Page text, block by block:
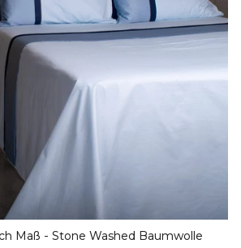
Maß - Stone Washed Baumwolle